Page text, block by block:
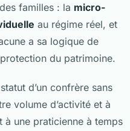
familles : la micro-
au régime réel, et
a sa logique de
du patrimoine.
d’un confrère sans
volume d’activité et à
une praticienne à temps